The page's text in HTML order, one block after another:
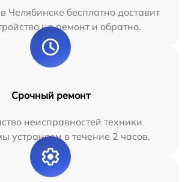
Челябинске бесплатно доставит
на ремонт и обратно.
Срочный ремонт
неисправностей техники
устраняем в течение 2 часов.